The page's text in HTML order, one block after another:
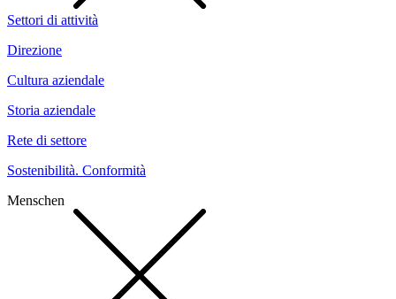
Settori di attività
Direzione
Cultura aziendale
Storia aziendale
Rete di settore
Sostenibilità. Conformità
Menschen